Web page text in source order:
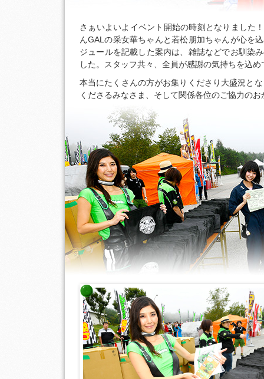
さぁいよいよイベント開始の時刻となりました
んGALの采女華ちゃんと若松朋加ちゃんが心を
ジュールを記載した案内は、雑誌などでお馴染
した。スタッフ共々、全員が感謝の気持ちを込
本当にたくさんの方がお集りくださり大盛況と
くださるみなさま、そして関係各位のご協力の